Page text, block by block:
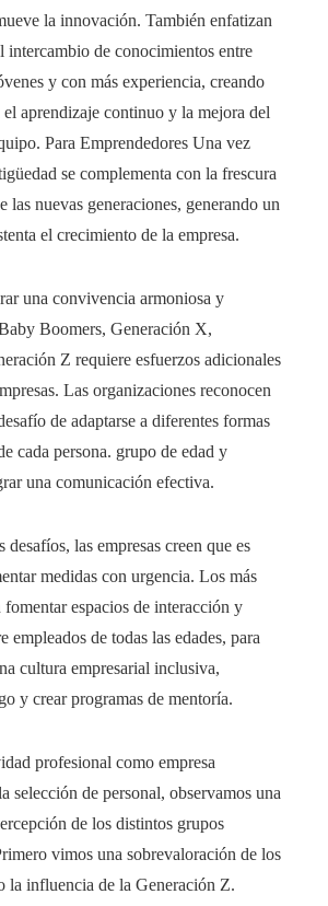
la innovación. También enfatizan
intercambio de conocimientos entre
y con más experiencia, creando
el aprendizaje continuo y la mejora del
Para Emprendedores Una vez
se complementa con la frescura
las nuevas generaciones, generando un
el crecimiento de la empresa.
una convivencia armoniosa y
Boomers, Generación X,
Z requiere esfuerzos adicionales
Las organizaciones reconocen
de adaptarse a diferentes formas
cada persona. grupo de edad y
una comunicación efectiva.
desafíos, las empresas creen que es
medidas con urgencia. Los más
fomentar espacios de interacción y
empleados de todas las edades, para
cultura empresarial inclusiva,
y crear programas de mentoría.
profesional como empresa
selección de personal, observamos una
de los distintos grupos
vimos una sobrevaloración de los
la influencia de la Generación Z.